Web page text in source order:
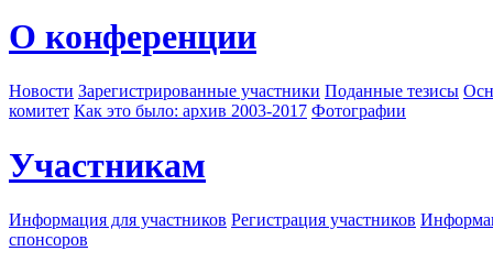
О конференции
Новости Зарегистрированные участники Поданные тезисы
комитет Как это было: архив 2003-2017 Фотографии
Участникам
Информация для участников Регистрация участников
спонсоров